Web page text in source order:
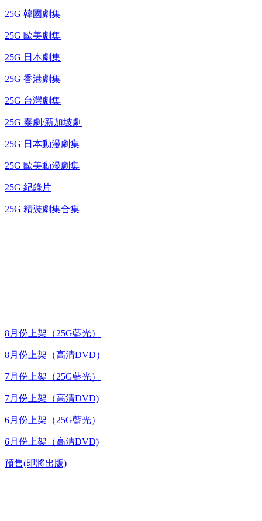
25G 韓國劇集
25G 歐美劇集
25G 日本劇集
25G 香港劇集
25G 台灣劇集
25G 泰劇/新加坡劇
25G 日本動漫劇集
25G 歐美動漫劇集
25G 紀錄片
25G 精裝劇集合集
8月份上架（25G藍光）
8月份上架（高清DVD）
7月份上架（25G藍光）
7月份上架（高清DVD)
6月份上架（25G藍光）
6月份上架（高清DVD)
預售(即將出版)